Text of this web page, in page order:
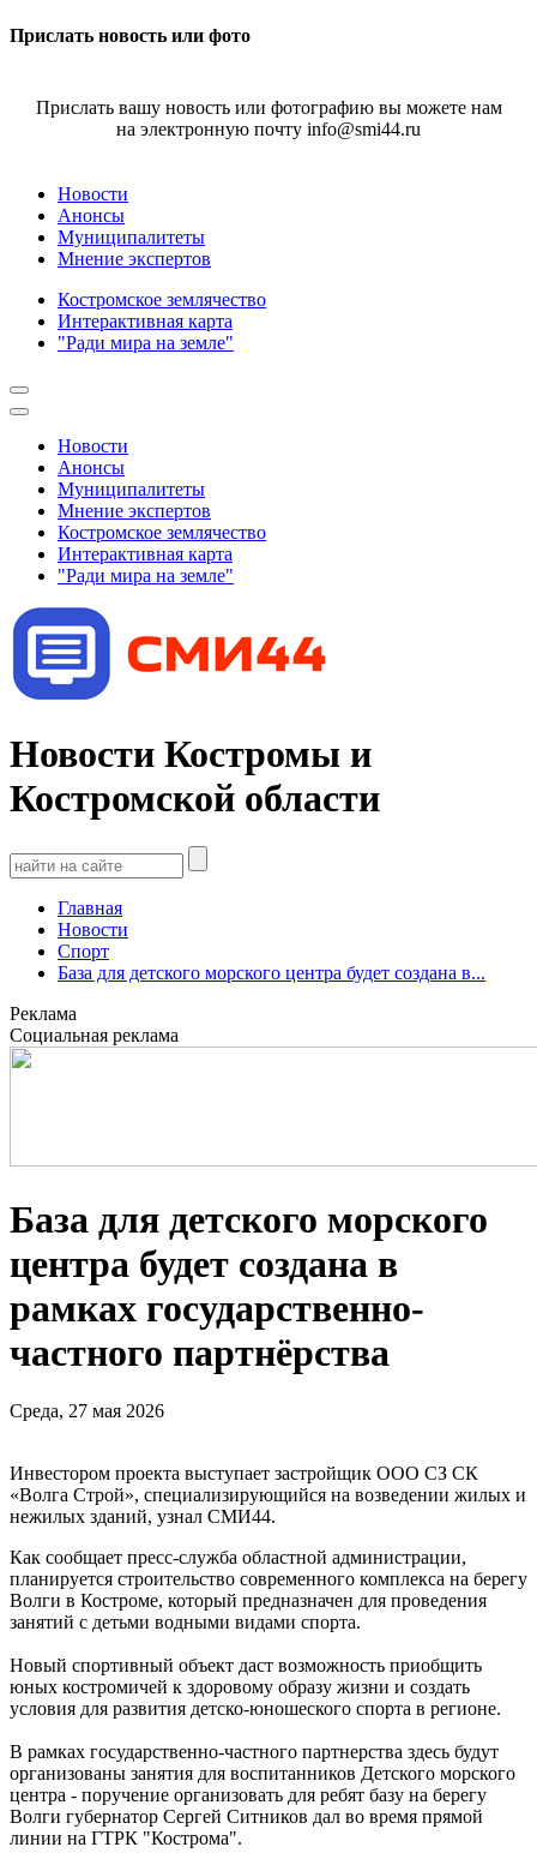
Прислать новость или фото
Прислать вашу новость или фотографию вы можете нам
на электронную почту info@smi44.ru
Новости
Анонсы
Муниципалитеты
Мнение экспертов
Костромское землячество
Интерактивная карта
"Ради мира на земле"
Новости
Анонсы
Муниципалитеты
Мнение экспертов
Костромское землячество
Интерактивная карта
"Ради мира на земле"
Новости Костромы и
Костромской области
Главная
Новости
Спорт
База для детского морского центра будет создана в...
Реклама
Социальная реклама
База для детского морского
центра будет создана в
рамках государственно-
частного партнёрства
Среда, 27 мая 2026
Инвестором проекта выступает застройщик ООО СЗ СК
«Волга Строй», специализирующийся на возведении жилых и
нежилых зданий, узнал СМИ44.
Как сообщает пресс-служба областной администрации,
планируется строительство современного комплекса на берегу
Волги в Костроме, который предназначен для проведения
занятий с детьми водными видами спорта.
Новый спортивный объект даст возможность приобщить
юных костромичей к здоровому образу жизни и создать
условия для развития детско-юношеского спорта в регионе.
В рамках государственно-частного партнерства здесь будут
организованы занятия для воспитанников Детского морского
центра - поручение организовать для ребят базу на берегу
Волги губернатор Сергей Ситников дал во время прямой
линии на ГТРК "Кострома".